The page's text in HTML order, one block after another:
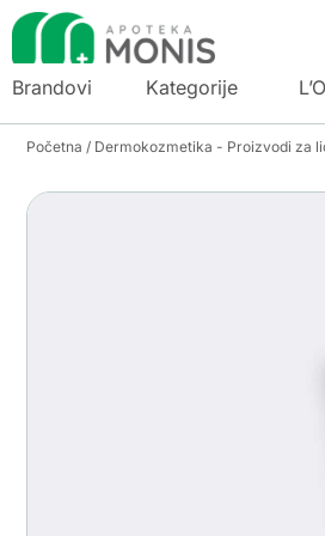
Brandovi Kategorije
Početna / Dermokozmetika - Proizvodi za